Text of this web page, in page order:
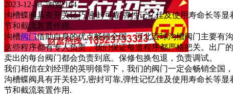
2023-12-18 浏览:164
沟槽蝶阀具有开关轻巧,密封可靠,弹性记忆佳及使用寿命长等
节和截流装置作用.
沟槽阀门借助自身的优点畅销全国，河北宏球沟槽阀门主要有
这些程序都有专人负责，我们保证每道程序都严格把关。出厂
卖出的每台阀门都会负责到底。保修包换包退，负责调试。
我们相信在刘经理的英明领导下，我们的阀门一定会畅销全国
沟槽蝶阀具有开关轻巧,密封可靠,弹性记忆佳及使用寿命长等
节和截流装置作用.